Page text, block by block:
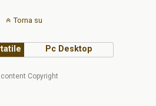
Torna su
Pc Desktop
Copyright